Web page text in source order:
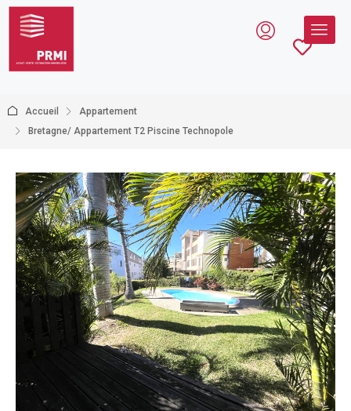
Accueil
Appartement
Bretagne/ Appartement T2 Piscine Technopole